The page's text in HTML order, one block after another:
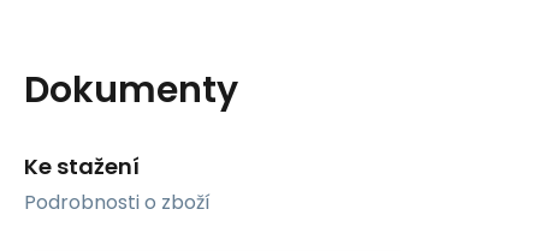
Dokumenty
Ke stažení
Podrobnosti o zboží